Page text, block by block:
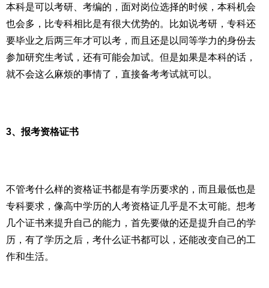
本科是可以考研、考编的，面对岗位选择的时候，本科机会
也会多，比专科相比是有很大优势的。比如说考研，专科还
要毕业之后两三年才可以考，而且还是以同等学力的身份去
参加研究生考试，还有可能会加试。但是如果是本科的话，
就不会这么麻烦的事情了，直接备考考试就可以。
3、报考资格证书
不管考什么样的资格证书都是有学历要求的，而且最低也是
专科要求，像高中学历的人考资格证几乎是不太可能。想考
几个证书来提升自己的能力，首先要做的还是提升自己的学
历，有了学历之后，考什么证书都可以，还能改变自己的工
作和生活。